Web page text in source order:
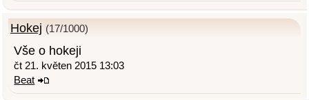
Hokej (17/1000)
Vše o hokeji
čt 21. květen 2015 13:03
Beat